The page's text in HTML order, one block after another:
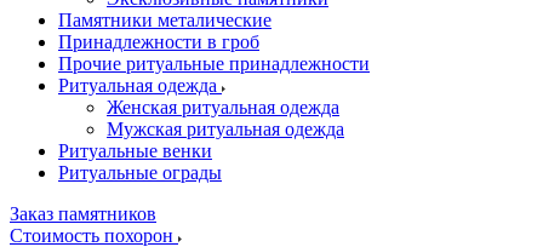
Памятники металические
Принадлежности в гроб
Прочие ритуальные принадлежности
Ритуальная одежда
Женская ритуальная одежда
Мужская ритуальная одежда
Ритуальные венки
Ритуальные ограды
Заказ памятников
Стоимость похорон